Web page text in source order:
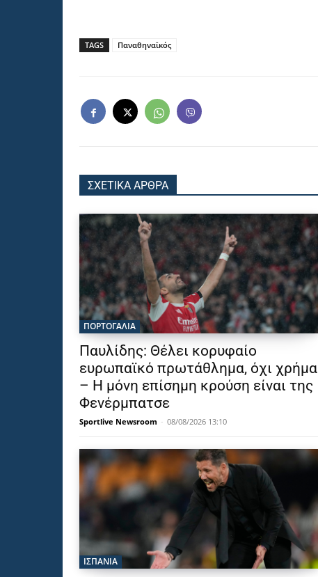
TAGS Παναθηναϊκός
ΣΧΕΤΙΚΑ ΑΡΘΡΑ
ΠΟΡΤΟΓΑΛΙΑ
Παυλίδης: Θέλει κορυφαίο
ευρωπαϊκό πρωτάθλημα, όχι χρήμα
– Η μόνη επίσημη κρούση είναι της
Φενέρμπατσε
Sportlive Newsroom - 08/08/2026 13:10
ΙΣΠΑΝΙΑ